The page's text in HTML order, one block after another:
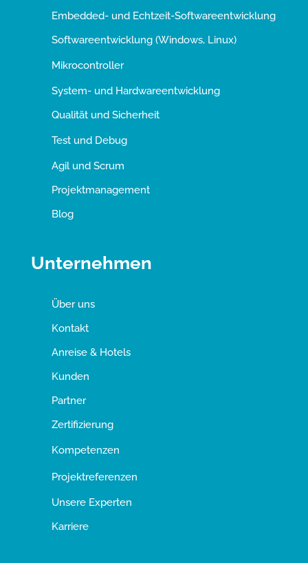
Embedded- und Echtzeit-Softwareentwicklung
Softwareentwicklung (Windows, Linux)
Mikrocontroller
System- und Hardwareentwicklung
Qualität und Sicherheit
Test und Debug
Agil und Scrum
Projektmanagement
Blog
Unternehmen
Über uns
Kontakt
Anreise & Hotels
Kunden
Partner
Zertifizierung
Kompetenzen
Projektreferenzen
Unsere Experten
Karriere